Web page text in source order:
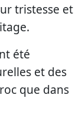
tristesse et
été
et des
que dans